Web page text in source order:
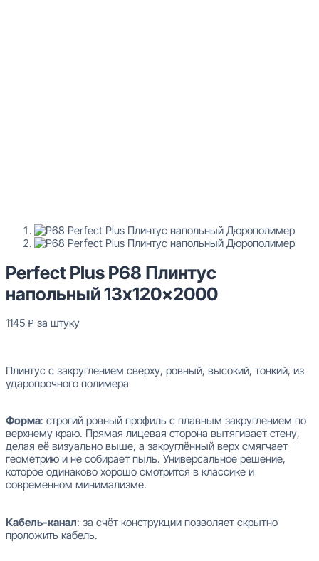
Perfect Plus P68 Плинтус
напольный 13x120x2000
1145 ₽ за штуку
Плинтус с закруглением сверху, ровный, высокий, тонкий, из
ударопрочного полимера
Форма: строгий ровный профиль с плавным закруглением по
верхнему краю. Прямая лицевая сторона вытягивает стену,
делая её визуально выше, а закруглённый верх смягчает
геометрию и не собирает пыль. Универсальное решение,
которое одинаково хорошо смотрится в классике и
современном минимализме.
Кабель-канал: за счёт конструкции позволяет скрытно
проложить кабель.